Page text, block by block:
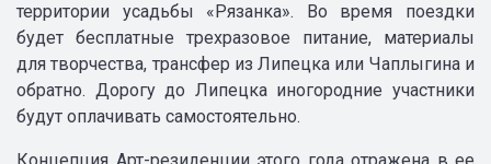
территории усадьбы «Рязанка». Во время поездки
будет бесплатные трехразовое питание, материалы
для творчества, трансфер из Липецка или Чаплыгина и
обратно. Дорогу до Липецка иногородние участники
будут оплачивать самостоятельно.